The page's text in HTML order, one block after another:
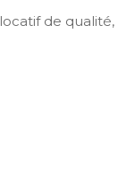
de qualité,